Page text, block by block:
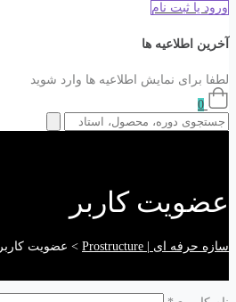
ورود یا ثبت نام
آخرین اطلاعیه ها
لطفا برای نمایش اطلاعیه ها وارد شوید
0
عضویت کاربر
سازه حرفه ای | Prostructure > عضویت کاربر